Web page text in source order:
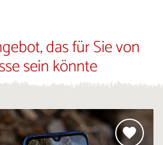
das für Sie von
sein könnte